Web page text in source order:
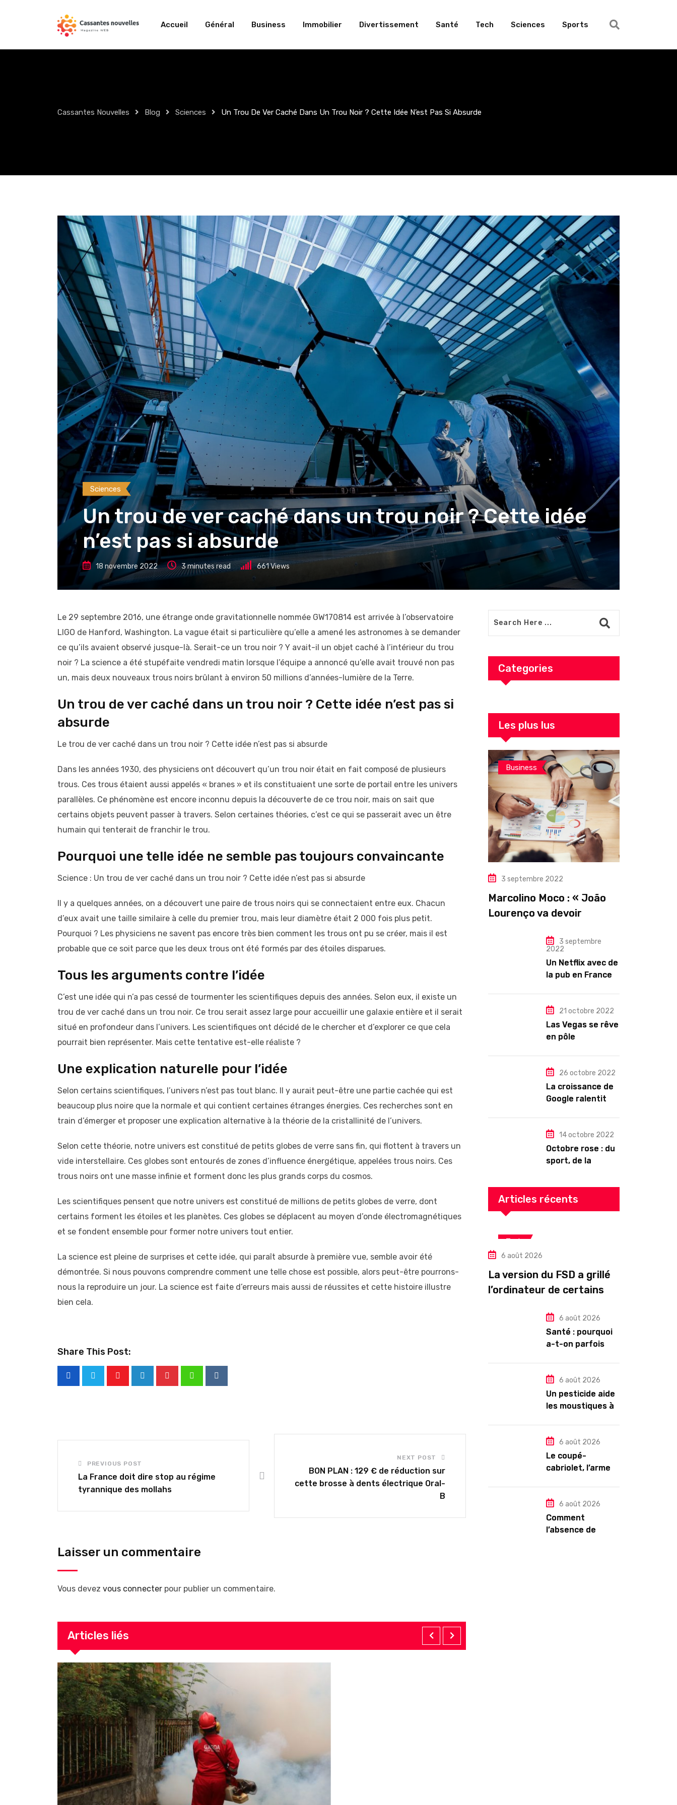
Accueil Général Business Immobilier Divertissement Santé Tech Sciences Sports
Cassantes Nouvelles Blog Sciences Un Trou De Ver Caché Dans Un Trou Noir ? Cette Idée N’est Pas Si Absurde
Sciences
Un trou de ver caché dans un trou noir ? Cette idée
n’est pas si absurde
18 novembre 2022 3 minutes read 661Views
Le 29 septembre 2016, une étrange onde gravitationnelle nommée GW170814 est arrivée à l’observatoire
LIGO de Hanford, Washington. La vague était si particulière qu’elle a amené les astronomes à se demander
ce qu’ils avaient observé jusque-là. Serait-ce un trou noir ? Y avait-il un objet caché à l’intérieur du trou
noir ? La science a été stupéfaite vendredi matin lorsque l’équipe a annoncé qu’elle avait trouvé non pas
un, mais deux nouveaux trous noirs brûlant à environ 50 millions d’années-lumière de la Terre.
Un trou de ver caché dans un trou noir ? Cette idée n’est pas si
absurde
Le trou de ver caché dans un trou noir ? Cette idée n’est pas si absurde
Dans les années 1930, des physiciens ont découvert qu’un trou noir était en fait composé de plusieurs
trous. Ces trous étaient aussi appelés « branes » et ils constituaient une sorte de portail entre les univers
parallèles. Ce phénomène est encore inconnu depuis la découverte de ce trou noir, mais on sait que
certains objets peuvent passer à travers. Selon certaines théories, c’est ce qui se passerait avec un être
humain qui tenterait de franchir le trou.
Pourquoi une telle idée ne semble pas toujours convaincante
Science : Un trou de ver caché dans un trou noir ? Cette idée n’est pas si absurde
Il y a quelques années, on a découvert une paire de trous noirs qui se connectaient entre eux. Chacun
d’eux avait une taille similaire à celle du premier trou, mais leur diamètre était 2 000 fois plus petit.
Pourquoi ? Les physiciens ne savent pas encore très bien comment les trous ont pu se créer, mais il est
probable que ce soit parce que les deux trous ont été formés par des étoiles disparues.
Tous les arguments contre l’idée
C’est une idée qui n’a pas cessé de tourmenter les scientifiques depuis des années. Selon eux, il existe un
trou de ver caché dans un trou noir. Ce trou serait assez large pour accueillir une galaxie entière et il serait
situé en profondeur dans l’univers. Les scientifiques ont décidé de le chercher et d’explorer ce que cela
pourrait bien représenter. Mais cette tentative est-elle réaliste ?
Une explication naturelle pour l’idée
Selon certains scientifiques, l’univers n’est pas tout blanc. Il y aurait peut-être une partie cachée qui est
beaucoup plus noire que la normale et qui contient certaines étranges énergies. Ces recherches sont en
train d’émerger et proposer une explication alternative à la théorie de la cristallinité de l’univers.
Selon cette théorie, notre univers est constitué de petits globes de verre sans fin, qui flottent à travers un
vide interstellaire. Ces globes sont entourés de zones d’influence énergétique, appelées trous noirs. Ces
trous noirs ont une masse infinie et forment donc les plus grands corps du cosmos.
Les scientifiques pensent que notre univers est constitué de millions de petits globes de verre, dont
certains forment les étoiles et les planètes. Ces globes se déplacent au moyen d’onde électromagnétiques
et se fondent ensemble pour former notre univers tout entier.
La science est pleine de surprises et cette idée, qui paraît absurde à première vue, semble avoir été
démontrée. Si nous pouvons comprendre comment une telle chose est possible, alors peut-être pourrons-
nous la reproduire un jour. La science est faite d’erreurs mais aussi de réussites et cette histoire illustre
bien cela.
Share This Post:
PREVIOUS POST
La France doit dire stop au régime
tyrannique des mollahs
NEXT POST
BON PLAN : 129 € de réduction sur
cette brosse à dents électrique Oral-
B
Laisser un commentaire
Vous devez vous connecter pour publier un commentaire.
Articles liés
Categories
Les plus lus
Business
3 septembre 2022
Marcolino Moco : « João
Lourenço va devoir
illégitimité visible »
3 septembre
2022
Un Netflix avec de
la pub en France
pour les abonnés
?
21 octobre 2022
Las Vegas se rêve
en pôle
26 octobre 2022
La croissance de
Google ralentit
14 octobre 2022
Octobre rose : du
sport, de la
gourmandise ! Un
programme riche
en Auvergne
Articles récents
Tech
6 août 2026
La version du FSD a grillé
l’ordinateur de certains
6 août 2026
Santé : pourquoi
a-t-on parfois
dormant ?
6 août 2026
Un pesticide aide
les moustiques à
6 août 2026
Le coupé-
cabriolet, l’arme
CC TCE 180 ou VW
Eos TSI 210 ?
6 août 2026
Comment
l’absence de